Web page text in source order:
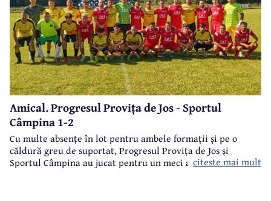
Amical. Progresul Provița de Jos - Sportul
Câmpina 1-2
Cu multe absențe în lot pentru ambele formații și pe o
căldură greu de suportat, Progresul Provița de Jos și
Sportul Câmpina au jucat pentru un meci amical.citeste mai mult